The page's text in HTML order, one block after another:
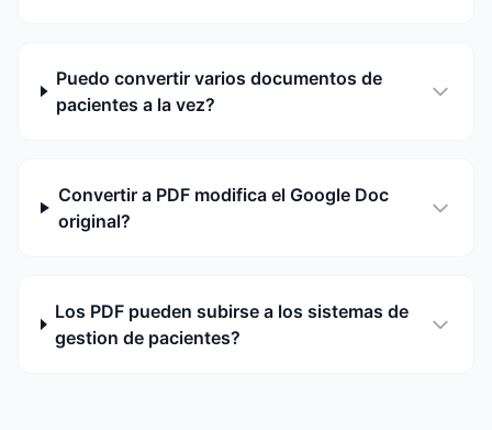
Puedo convertir varios documentos de
pacientes a la vez?
Convertir a PDF modifica el Google Doc
original?
Los PDF pueden subirse a los sistemas de
gestion de pacientes?